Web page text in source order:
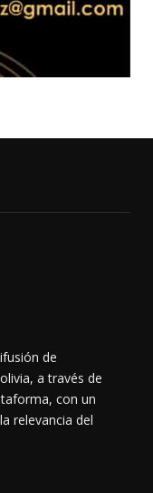
de
a través de
con un
relevancia del